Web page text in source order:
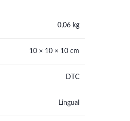
0,06 kg
10 × 10 × 10 cm
DTC
Lingual